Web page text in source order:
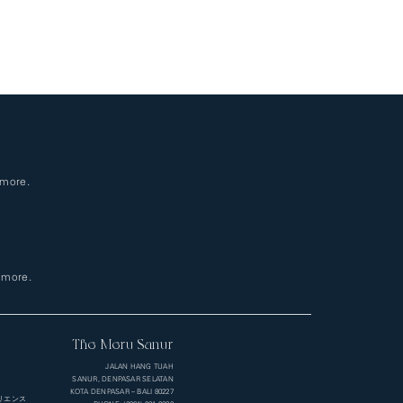
エンス
The Meru Sanur
JALAN HANG TUAH
SANUR, DENPASAR SELATAN
KOTA DENPASAR – BALI 80227